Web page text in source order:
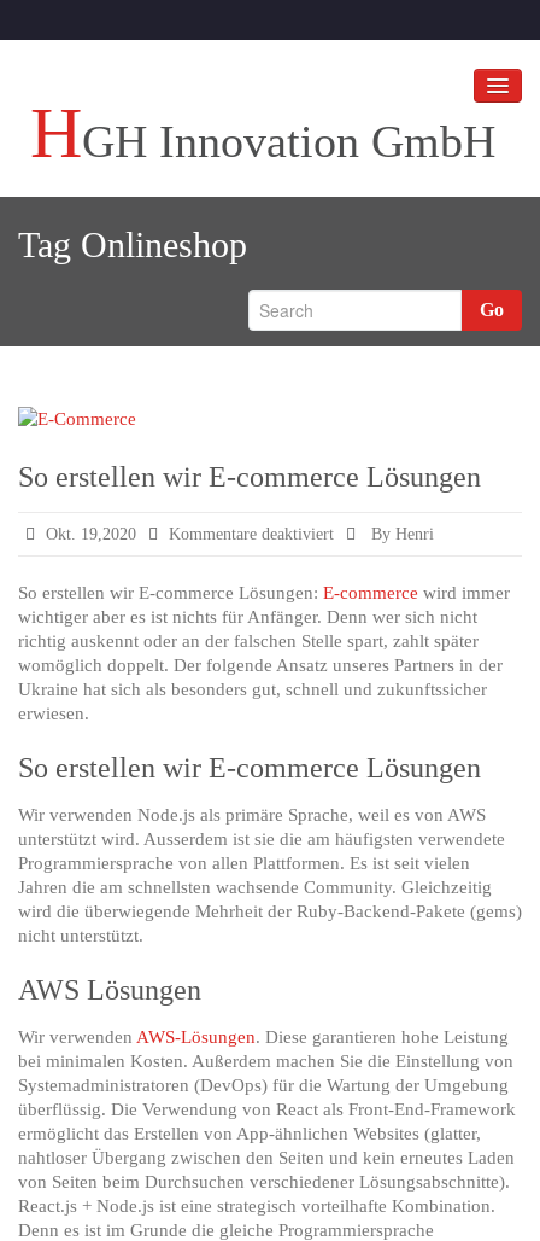
HGH Innovation GmbH
HGH Innovation GmbH
Ihr Unternehmen an die Spitze bringen!
Referenzen
Tag Onlineshop
Go
So erstellen wir E-commerce Lösungen
Okt. 19,2020 Kommentare deaktiviertfür
wir
E-
commerce
Lösungen
By Henri
So erstellen wir E-commerce Lösungen: E-commerce wird immer
wichtiger aber es ist nichts für Anfänger. Denn wer sich nicht
richtig auskennt oder an der falschen Stelle spart, zahlt später
womöglich doppelt. Der folgende Ansatz unseres Partners in der
Ukraine hat sich als besonders gut, schnell und zukunftssicher
erwiesen.
So erstellen wir E-commerce Lösungen
Wir verwenden Node.js als primäre Sprache, weil es von AWS
unterstützt wird. Ausserdem ist sie die am häufigsten verwendete
Programmiersprache von allen Plattformen. Es ist seit vielen
Jahren die am schnellsten wachsende Community. Gleichzeitig
wird die überwiegende Mehrheit der Ruby-Backend-Pakete (gems)
nicht unterstützt.
AWS Lösungen
Wir verwenden AWS-Lösungen. Diese garantieren hohe Leistung
bei minimalen Kosten. Außerdem machen Sie die Einstellung von
Systemadministratoren (DevOps) für die Wartung der Umgebung
überflüssig. Die Verwendung von React als Front-End-Framework
ermöglicht das Erstellen von App-ähnlichen Websites (glatter,
nahtloser Übergang zwischen den Seiten und kein erneutes Laden
von Seiten beim Durchsuchen verschiedener Lösungsabschnitte).
React.js + Node.js ist eine strategisch vorteilhafte Kombination.
Denn es ist im Grunde die gleiche Programmiersprache